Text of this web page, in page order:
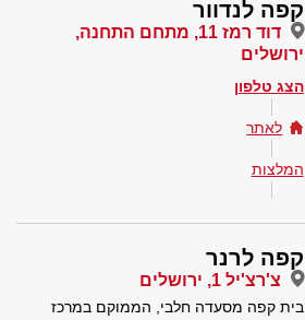
קפה לנדוור
דוד רמז 11, מתחם התחנה,
ירושלים
הצג טלפון
לאתר
המלצות
קפה לרנר
צ'רצ'יל 1, ירושלים
בית קפה מסעדה חלבי, הממוקם במרכז